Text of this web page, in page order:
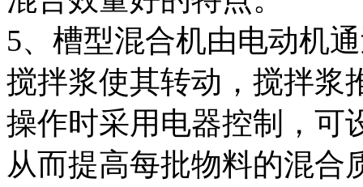
5、槽型混合机由电动机
搅拌浆使其转动，搅拌浆
操作时采用电器控制，可
从而提高每批物料的混合